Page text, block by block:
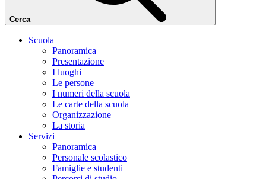
Cerca
Scuola
Panoramica
Presentazione
I luoghi
Le persone
I numeri della scuola
Le carte della scuola
Organizzazione
La storia
Servizi
Panoramica
Personale scolastico
Famiglie e studenti